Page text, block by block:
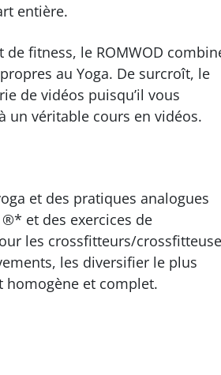
entière.
fitness, le ROMWOD
au Yoga. De surcroît, le
de vidéos puisqu’il vous
un véritable cours en vidéos.
et des pratiques analogues
et des exercices de
les crossfitteurs/
les diversifier le plus
homogène et complet.